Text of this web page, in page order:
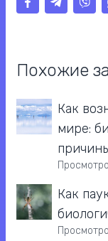
Похожие
Как
мире:
Как